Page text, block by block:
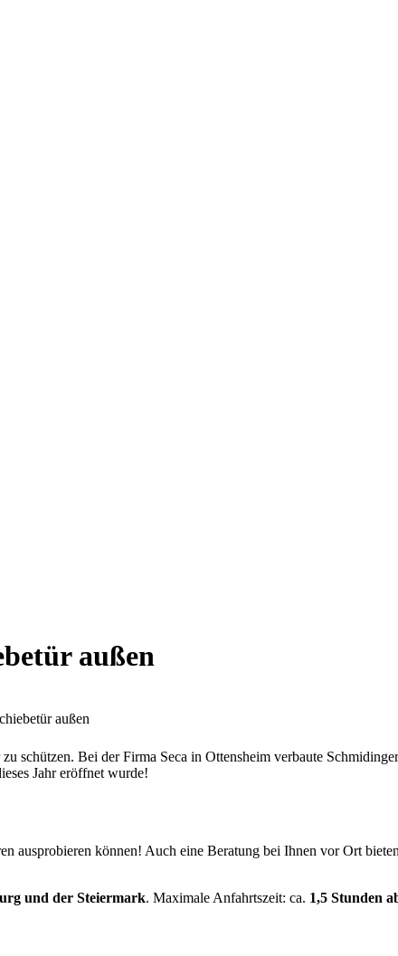
außen
schützen. Bei der Firma Seca in Ottensheim verbaute
Jahr eröffnet wurde!
ausprobieren können! Auch eine Beratung bei Ihnen vor Ort
und der Steiermark. Maximale Anfahrtszeit: ca. 1,5 Stunden